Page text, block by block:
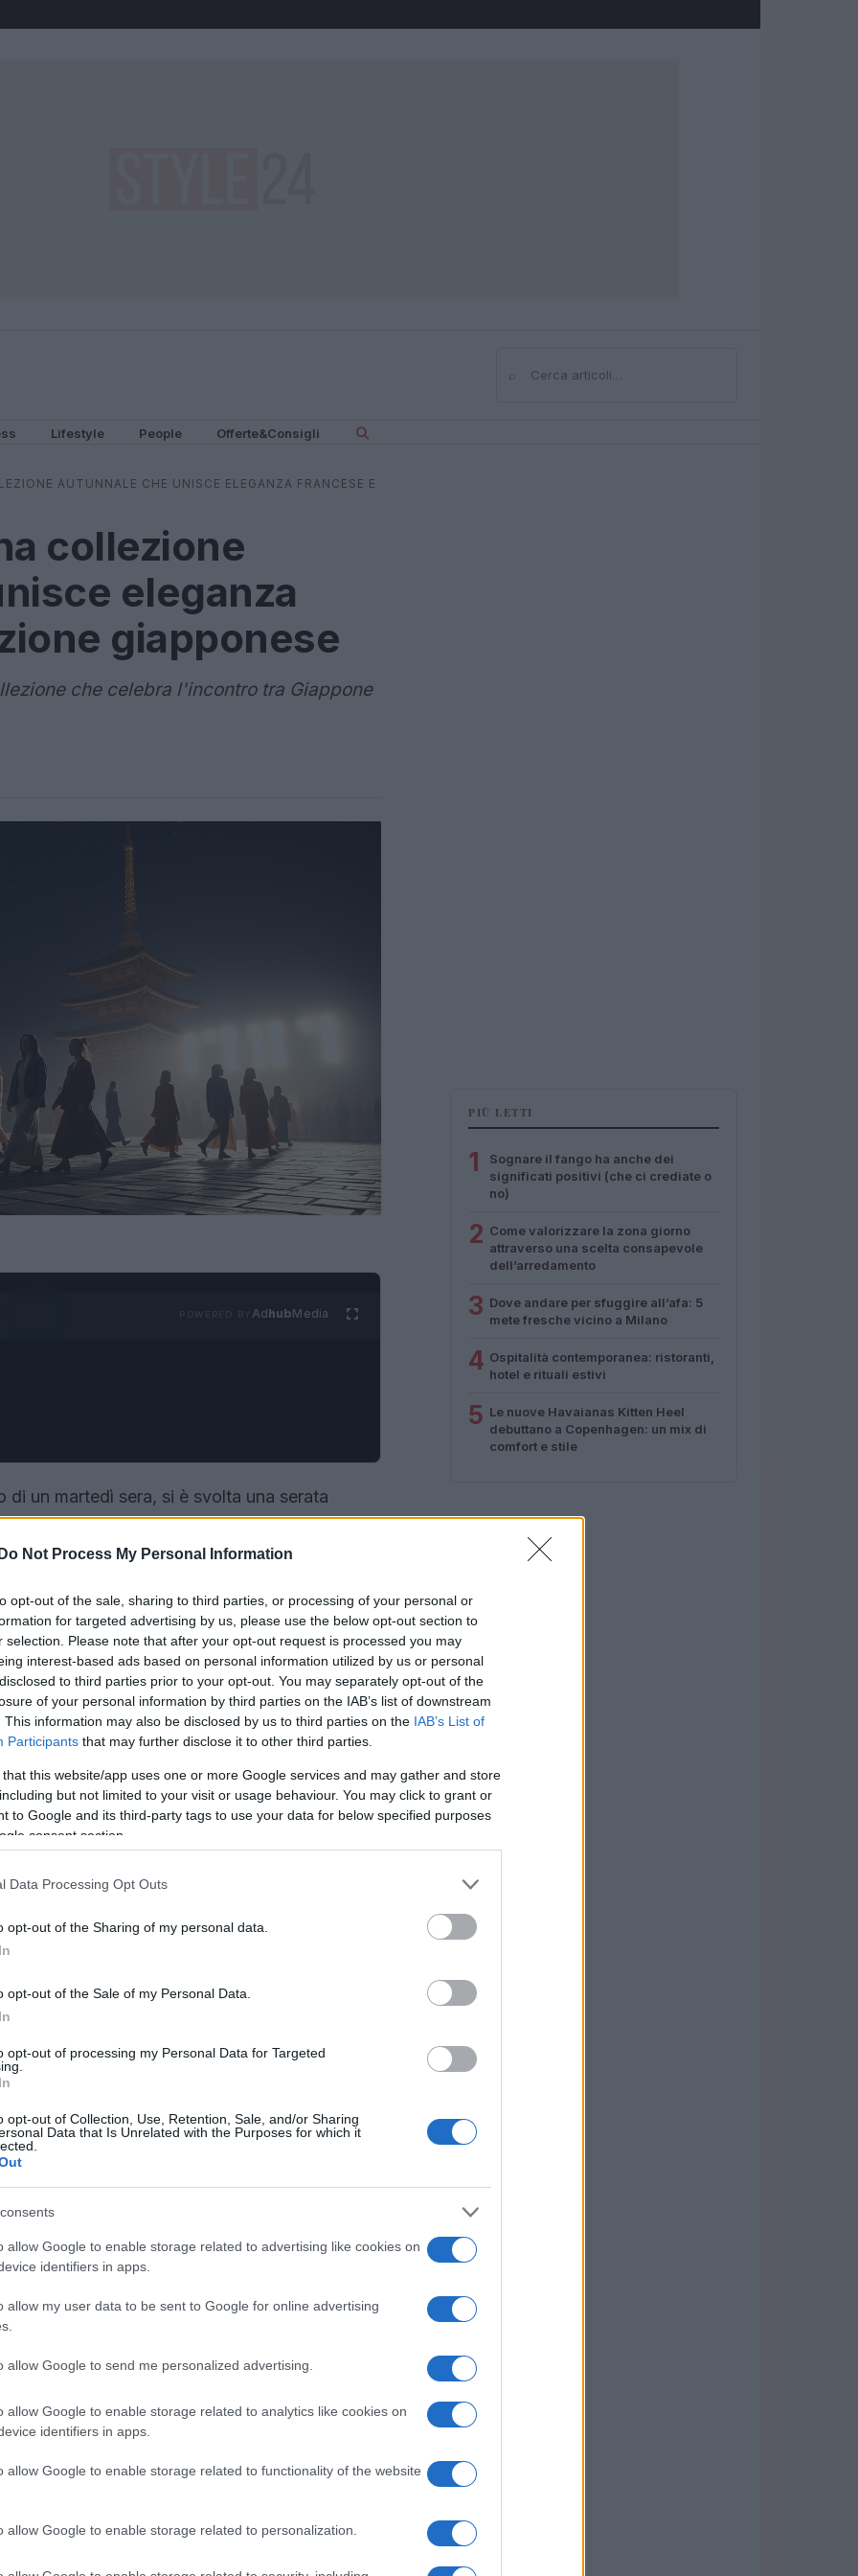
Do Not Process My Personal Information
opt-out of the sale, sharing to third parties, or processing of your personal or
for targeted advertising by us, please use the below opt-out section to
selection. Please note that after your opt-out request is processed you may
interest-based ads based on personal information utilized by us or personal
to third parties prior to your opt-out. You may separately opt-out of the
of your personal information by third parties on the IAB’s list of downstream
This information may also be disclosed by us to third parties on the IAB’s List of
Participants that may further disclose it to other third parties.
that this website/app uses one or more Google services and may gather and store
but not limited to your visit or usage behaviour. You may click to grant or
to Google and its third-party tags to use your data for below specified purposes
consent section.
Data Processing Opt Outs
opt-out of the Sharing of my personal data.
opt-out of the Sale of my Personal Data.
opt-out of processing my Personal Data for Targeted
opt-out of Collection, Use, Retention, Sale, and/or Sharing
Data that Is Unrelated with the Purposes for which it
allow Google to enable storage related to advertising like cookies on
identifiers in apps.
allow my user data to be sent to Google for online advertising
allow Google to send me personalized advertising.
allow Google to enable storage related to analytics like cookies on
identifiers in apps.
allow Google to enable storage related to functionality of the website
allow Google to enable storage related to personalization.
⌕Cerca
Lifestyle People Offerte&Consigli
AUTUNNALE CHE UNISCE ELEGANZA FRANCESE E
collezione
eleganza
giapponese
che celebra l'incontro tra Giappone
AdhubMedia
un martedì sera, si è svolta una serata
storica pagoda, ha fatto da cornice a una
di Dior alla tradizione giapponese.
maison, ha presentato la sua nuova
stili ampi e minimalisti, pensati per una
un sentiero di ciottoli, ognuna di loro
profonde, che richiamano i colori della
in un modo che ricorda il kimono,
culture. I pantaloni larghi e le giacche a
che sfida le convenzioni, mentre gli
hanno catturato l’attenzione per la
esperti locali, tra cui la rinomata Tatsumura
che ha saputo interpretare i disegni ispirati
presidente dell’azienda, ha condiviso
diversi prototipi prima di arrivare alla
voluto rendere il tessuto a base d’argento
ha spiegato, sottolineando
della tradizione.
PIÙ LETTI
1
Sognare il fango ha anche dei
significati positivi (che ci crediate o
no)
2 Come valorizzare la zona giorno
attraverso una scelta consapevole
dell’arredamento
3 Dove andare per sfuggire all’afa: 5
mete fresche vicino a Milano
4 Ospitalità contemporanea: ristoranti,
hotel e rituali estivi
5 Le nuove Havaianas Kitten Heel
debuttano a Copenhagen: un mix di
comfort e stile